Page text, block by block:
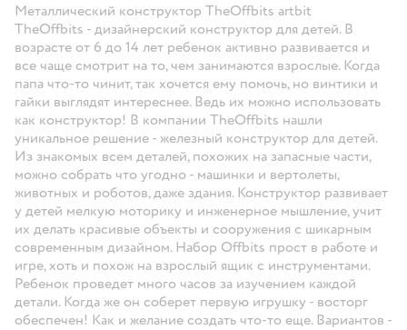
Металлический конструктор TheOffbits artbit
TheOffbits - дизайнерский конструктор для детей. В
возрасте от 6 до 14 лет ребенок активно развивается и
все чаще смотрит на то, чем занимаются взрослые. Когда
папа что-то чинит, так хочется ему помочь, но винтики и
гайки выглядят интереснее. Ведь их можно использовать
как конструктор! В компании TheOffbits нашли
уникальное решение - железный конструктор для детей.
Из знакомых всем деталей, похожих на запасные части,
можно собрать что угодно - машинки и вертолеты,
животных и роботов, даже здания. Конструктор развивает
у детей мелкую моторику и инженерное мышление, учит
их делать красивые объекты и сооружения с шикарным
современным дизайном. Набор Offbits прост в работе и
игре, хоть и похож на взрослый ящик с инструментами.
Ребенок проведет много часов за изучением каждой
детали. Когда же он соберет первую игрушку - восторг
обеспечен! Как и желание создать что-то еще. Вариантов -